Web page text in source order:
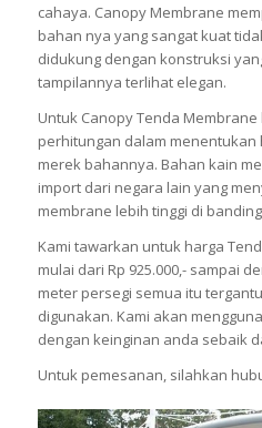
cahaya. Canopy Membrane
bahan nya yang sangat kuat
didukung dengan konstruksi
tampilannya terlihat elegan.
Untuk Canopy Tenda
perhitungan dalam
merek bahannya. Bahan kain
import dari negara lain yang
membrane lebih tinggi di
Kami tawarkan untuk harga
mulai dari Rp 925.000,- sampai
meter persegi semua itu
digunakan. Kami akan
dengan keinginan anda sebaik
Untuk pemesanan, silahkan